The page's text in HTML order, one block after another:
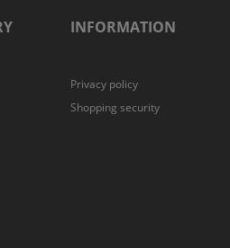
INFORMATION
Privacy policy
Shopping security